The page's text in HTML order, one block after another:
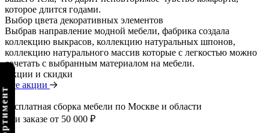
которое длится годами.
Выбор цвета декоративных элементов
Выбрав направление модной мебели, фабрика создала
коллекцию выкрасов, коллекцию натуральных шпонов,
коллекцию натурального массив которые с легкостью можно
сочетать с выбранным материалом на мебели.
Акции и скидки
Все акции
Бесплатная сборка мебели по Москве и области
при заказе от 50 000 ₽